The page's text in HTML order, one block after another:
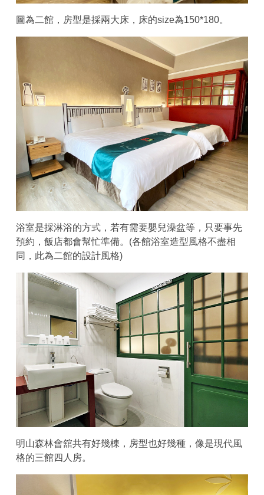
圖為二館，房型是採兩大床，床的size為150*180。
浴室是採淋浴的方式，若有需要嬰兒澡盆等，只要事先
預約，飯店都會幫忙準備。(各館浴室造型風格不盡相
同，此為二館的設計風格)
明山森林會舘共有好幾棟，房型也好幾種，像是現代風
格的三館四人房。